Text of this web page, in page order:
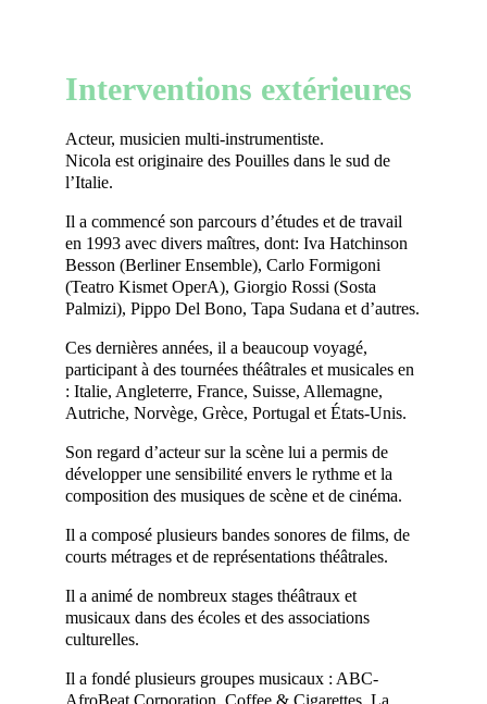
Interventions extérieures
Acteur, musicien multi-instrumentiste.
Nicola est originaire des Pouilles dans le sud de
l’Italie.
Il a commencé son parcours d’études et de travail
en 1993 avec divers maîtres, dont: Iva Hatchinson
Besson (Berliner Ensemble), Carlo Formigoni
(Teatro Kismet OperA), Giorgio Rossi (Sosta
Palmizi), Pippo Del Bono, Tapa Sudana et d’autres.
Ces dernières années, il a beaucoup voyagé,
participant à des tournées théâtrales et musicales en
: Italie, Angleterre, France, Suisse, Allemagne,
Autriche, Norvège, Grèce, Portugal et États-Unis.
Son regard d’acteur sur la scène lui a permis de
développer une sensibilité envers le rythme et la
composition des musiques de scène et de cinéma.
Il a composé plusieurs bandes sonores de films, de
courts métrages et de représentations théâtrales.
Il a animé de nombreux stages théâtraux et
musicaux dans des écoles et des associations
culturelles.
Il a fondé plusieurs groupes musicaux : ABC-
AfroBeat Corporation, Coffee & Cigarettes, La